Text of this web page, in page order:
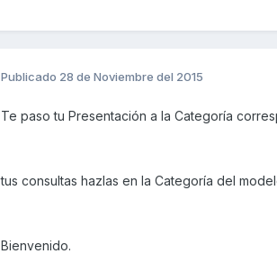
Publicado 28 de Noviembre del 2015
Te paso tu Presentación a la Categoría
tus consultas hazlas en la Categoría del
Bienvenido.